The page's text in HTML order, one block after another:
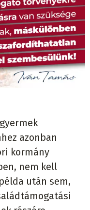
azonban
kormány
nem kell
után sem,